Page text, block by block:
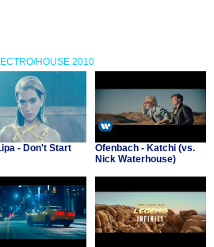
HOUSE 2010
- Don't Start
Ofenbach - Katchi (vs.
Nick Waterhouse)